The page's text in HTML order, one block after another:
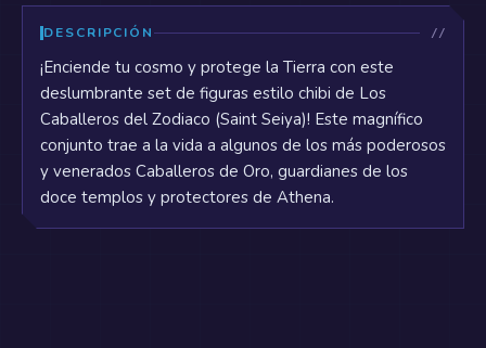
DESCRIPCIÓN
¡Enciende tu cosmo y protege la Tierra con este
deslumbrante set de figuras estilo chibi de Los
Caballeros del Zodiaco (Saint Seiya)! Este magnífico
conjunto trae a la vida a algunos de los más poderosos
y venerados Caballeros de Oro, guardianes de los
doce templos y protectores de Athena.